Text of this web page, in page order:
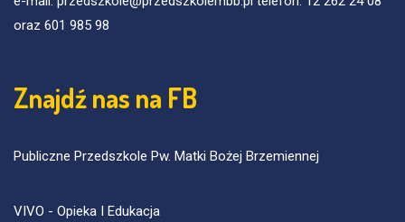
oraz 601 985 98
Znajdź nas na FB
Publiczne Przedszkole Pw. Matki Bożej Brzemiennej
VIVO - Opieka I Edukacja